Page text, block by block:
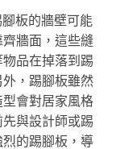
板的牆壁可能
牆面，這些縫
品在掉落到踢
，踢腳板雖然
會對居家風格
與設計師或踢
的踢腳板，導